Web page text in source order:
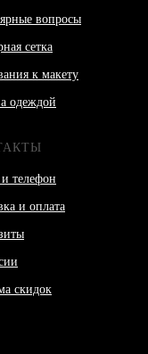
вопросы
сетка
к макету
одеждой
телефон
и оплата
скидок